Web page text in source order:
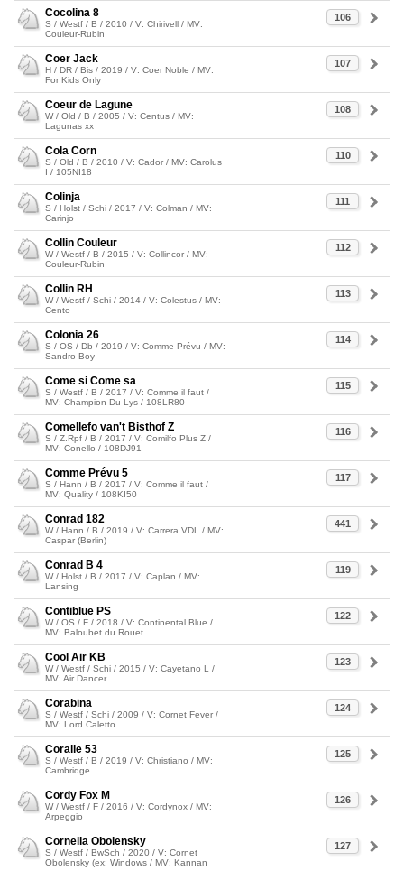
106
Cocolina 8
S / Westf / B / 2010 / V: Chirivell / MV:
Couleur-Rubin
107
Coer Jack
H / DR / Bis / 2019 / V: Coer Noble / MV:
For Kids Only
108
Coeur de Lagune
W / Old / B / 2005 / V: Centus / MV:
Lagunas xx
110
Cola Corn
S / Old / B / 2010 / V: Cador / MV: Carolus
I / 105NI18
111
Colinja
S / Holst / Schi / 2017 / V: Colman / MV:
Carinjo
112
Collin Couleur
W / Westf / B / 2015 / V: Collincor / MV:
Couleur-Rubin
113
Collin RH
W / Westf / Schi / 2014 / V: Colestus / MV:
Cento
114
Colonia 26
S / OS / Db / 2019 / V: Comme Prévu / MV:
Sandro Boy
115
Come si Come sa
S / Westf / B / 2017 / V: Comme il faut /
MV: Champion Du Lys / 108LR80
116
Comellefo van't Bisthof Z
S / Z.Rpf / B / 2017 / V: Comilfo Plus Z /
MV: Conello / 108DJ91
117
Comme Prévu 5
S / Hann / B / 2017 / V: Comme il faut /
MV: Quality / 108KI50
441
Conrad 182
W / Hann / B / 2019 / V: Carrera VDL / MV:
Caspar (Berlin)
119
Conrad B 4
W / Holst / B / 2017 / V: Caplan / MV:
Lansing
122
Contiblue PS
W / OS / F / 2018 / V: Continental Blue /
MV: Baloubet du Rouet
123
Cool Air KB
W / Westf / Schi / 2015 / V: Cayetano L /
MV: Air Dancer
124
Corabina
S / Westf / Schi / 2009 / V: Cornet Fever /
MV: Lord Caletto
125
Coralie 53
S / Westf / B / 2019 / V: Christiano / MV:
Cambridge
126
Cordy Fox M
W / Westf / F / 2016 / V: Cordynox / MV:
Arpeggio
127
Cornelia Obolensky
S / Westf / BwSch / 2020 / V: Cornet
Obolensky (ex: Windows / MV: Kannan